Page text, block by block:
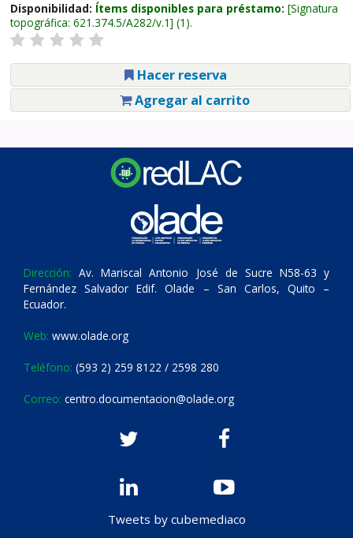
Disponibilidad: Ítems disponibles para préstamo: Signatura
topográfica: 621.374.5/A282/v.1 (1).
Hacer reserva
Agregar al carrito
Dirección: Av. Mariscal Antonio José de Sucre N58-63 y
Fernández Salvador Edif. Olade – San Carlos, Quito –
Ecuador.
Web: www.olade.org
Teléfono: (593 2) 259 8122 / 2598 280
Correo: centro.documentacion@olade.org
Tweets by cubemediaco